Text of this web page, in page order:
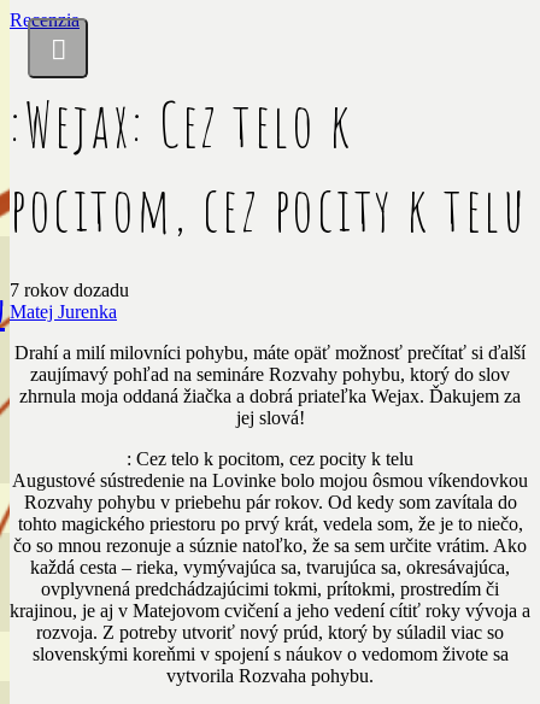
Recenzia
:Wejax: Cez telo k
pocitom, cez pocity k telu
7 rokov dozadu
Matej Jurenka
Drahí a milí milovníci pohybu, máte opäť možnosť prečítať si ďalší
zaujímavý pohľad na semináre Rozvahy pohybu, ktorý do slov
zhrnula moja oddaná žiačka a dobrá priateľka Wejax. Ďakujem za
jej slová!
: Cez telo k pocitom, cez pocity k telu
Augustové sústredenie na Lovinke bolo mojou ôsmou víkendovkou
Rozvahy pohybu v priebehu pár rokov. Od kedy som zavítala do
tohto magického priestoru po prvý krát, vedela som, že je to niečo,
čo so mnou rezonuje a súznie natoľko, že sa sem určite vrátim. Ako
každá cesta – rieka, vymývajúca sa, tvarujúca sa, okresávajúca,
ovplyvnená predchádzajúcimi tokmi, prítokmi, prostredím či
krajinou, je aj v Matejovom cvičení a jeho vedení cítiť roky vývoja a
rozvoja. Z potreby utvoriť nový prúd, ktorý by súladil viac so
slovenskými koreňmi v spojení s náukov o vedomom živote sa
vytvorila Rozvaha pohybu.